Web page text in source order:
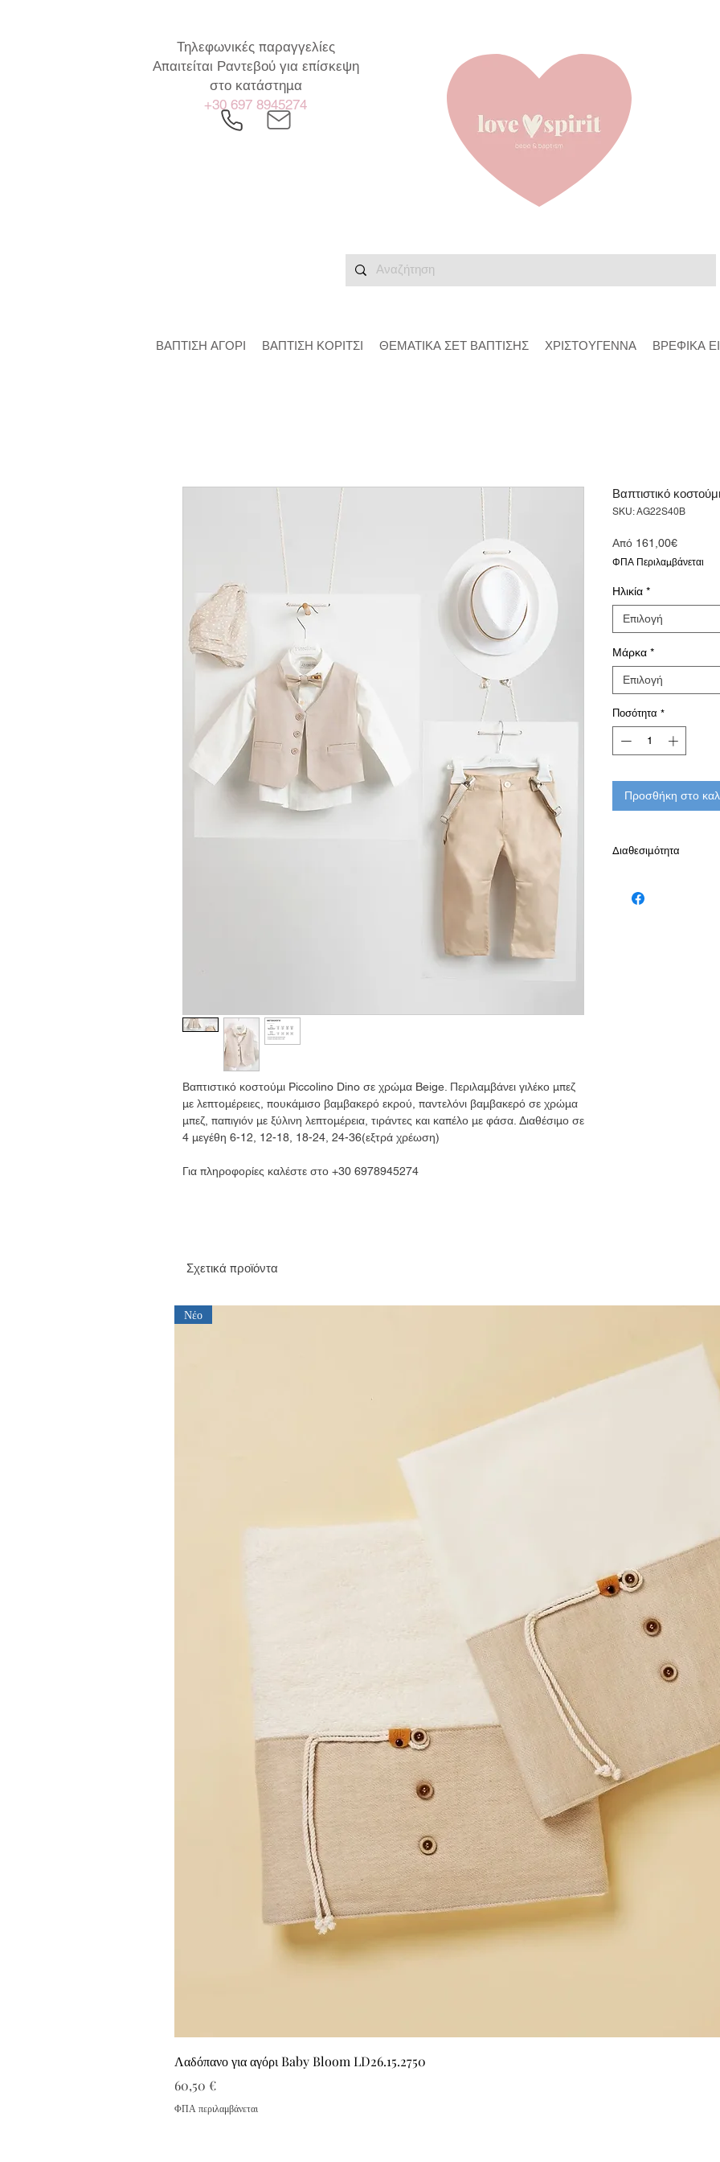
Τηλεφωνικές παραγγελίες
Απαιτείται Ραντεβού για επίσκεψη
στο κατάστημα
+30 697 8945274
Βαπτιστικό κοστούμι Piccolino Dino σε χρώμα Beige. Περιλαμβάνει γιλέκο μπεζ
με λεπτομέρειες, πουκάμισο βαμβακερό εκρού, παντελόνι βαμβακερό σε χρώμα
μπεζ, παπιγιόν με ξύλινη λεπτομέρεια, τιράντες και καπέλο με φάσα. Διαθέσιμο σε
4 μεγέθη 6-12, 12-18, 18-24, 24-36(εξτρά χρέωση)
Για πληροφορίες καλέστε στο +30 6978945274
Βαπτιστικό
SKU: AG22S40B
Από 161,00€Τιμή
ΦΠΑ Περιλαμβάνεται
Ηλικία *
Επιλογή
Μάρκα *
Επιλογή
Ποσότητα *
Προσθήκη στο
Διαθεσιμότητα
Σχετικά προϊόντα
Νέο
Λαδόπανο για αγόρι Baby Bloom LD26.15.2750
Τιμή
60,50 €
ΦΠΑ περιλαμβάνεται
ΒΑΠΤΙΣΗ ΑΓΟΡΙ ΒΑΠΤΙΣΗ ΚΟΡΙΤΣΙ ΘΕΜΑΤΙΚΑ ΣΕΤ ΒΑΠΤΙΣΗΣ ΧΡΙΣΤΟΥΓΕΝΝΑ ΒΡΕΦΙΚΑ